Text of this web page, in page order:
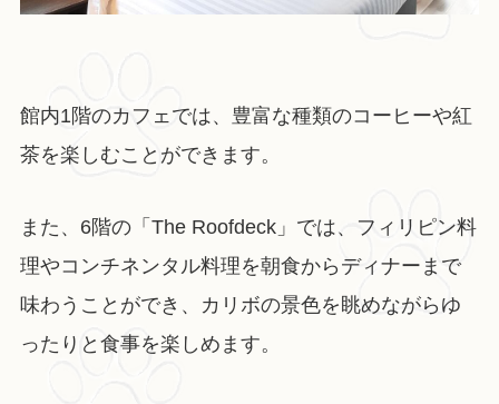
館内1階のカフェでは、豊富な種類のコーヒーや紅
茶を楽しむことができます。
また、6階の「The Roofdeck」では、フィリピン料
理やコンチネンタル料理を朝食からディナーまで
味わうことができ、カリボの景色を眺めながらゆ
ったりと食事を楽しめます。